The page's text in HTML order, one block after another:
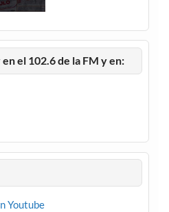
el 102.6 de la FM y en:
Youtube